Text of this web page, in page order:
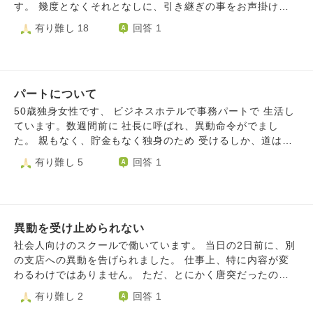
でいっぱいです。 助けて欲しいです。 異動するたび、人事
いう心境になれません。 助けて欲しいです。
りツラい日々になります。残ったスタッフも私の身体につい
ますが心のうちまでは話せません。そして視覚障害のある方
を抱えているのでどうなるか分かりません 今回の同僚の異
動は私の中で相当のストレスになっています。少し自死につ
いても落ち着いてきましたがまた発作的にやってしまいそう
で怖いです 家族の問題とそれらを話せた相手がいなくなる
ょうか？自分の性根が悪いからですか？もう、何もかもがイ
す。 幾度となくそれとなしに、引き継ぎの事をお声掛けし
たのですが、はぐらかされる状態。 また、上長にも相談し
ているのですが、やんわりとした指導があるだけです。 こ
有り難し 18 回答 1
パートについて
50歳独身女性です、 ビジネスホテルで事務パートで 生活し
ています。数週間前に 社長に呼ばれ、異動命令がでまし
た。 親もなく、貯金もなく独身のため 受けるしか、道はな
く12月から異動先で 勤務しています。とても厳しい職場で
重労働で次々と辞めていく職場です。 同期は2人いました
意する気力はなく カップ麺とコンビニですませています。
とりあえず、転がっている服をきて 顔はマスクでおおい、
会社にだけは 行っています。自分は無口すぎて 怒られるく
らい 静かな人間だと言われますが、 異動してから、このと
て きているようです。元々、セルフ ネグレクトぎみです
有り難し 5 回答 1
異動を受け止められない
社会人向けのスクールで働いています。 当日の2日前に、別
の支店への異動を告げられました。 仕事上、特に内容が変
わるわけではありません。 ただ、とにかく唐突だったの
と、何の理由も教えられないままはい異動となったこと、が
納得できず、気持ちの整理ができずにいます。 以前配属さ
有り難し 2 回答 1